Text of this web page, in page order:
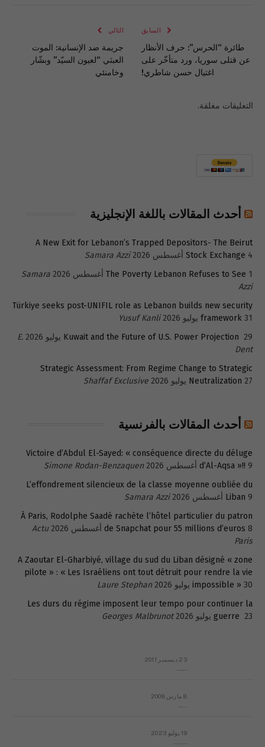
السابق
طائرة “الحرس”: حرف الأنظار
عن قتلى سوريا، ورد متأخّر على
اغتيال حسن شاطري!
التالي
جريمة ضد الإنسانية: الموت
العبثي “لعيون السيّد” وبشّار
وخامنئي
التعليقات مغلقة.
أحدث المقالات باللغة الإنجليزية
A New Exit for Lebanon’s Trapped Depositors- The Beirut
Stock Exchange 4 أغسطس 2026
Samara Azzi
The Poverty Lebanon Refuses to See 1 أغسطس 2026
Samara
Azzi
Türkiye seeks post-UNIFIL role as Lebanon builds new security
framework 31 يوليو 2026
Yusuf Kanli
Kuwait and the Future of U.S. Power Projection 29 يوليو 2026
E.
Dent
Strategic Assessment: From Regime Change to Strategic
Neutralization 27 يوليو 2026 Shaffaf Exclusive
أحدث المقالات بالفرنسية
Victoire d’Abdul El-Sayed: « conséquence directe du déluge
d’Al-Aqsa »!! 9 أغسطس 2026
Simone Rodan-Benzaquen
L’effondrement silencieux de la classe moyenne oubliée du
Liban 9 أغسطس 2026
Samara Azzi
À Paris, Rodolphe Saadé rachète l’hôtel particulier du patron
de Snapchat pour 55 millions d’euros 8 أغسطس 2026
Actu
Paris
A Zaoutar El-Gharbiyé, village du sud du Liban désigné « zone
pilote » : « Les Israéliens ont tout détruit pour rendre la vie
impossible » 30 يوليو 2026
Laure Stephan
Les durs du régime imposent leur tempo pour continuer la
guerre 23 يوليو 2026 Georges Malbrunot
23 ديسمبر 2011
8 مارس 2008
19 يوليو 2023